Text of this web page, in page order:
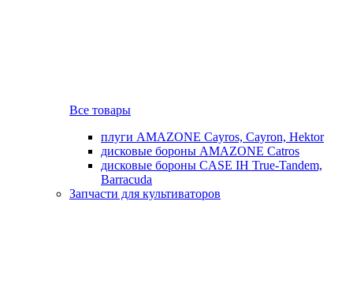
Все товары
плуги AMAZONE Cayros, Cayron, Hektor
дисковые бороны AMAZONE Catros
дисковые бороны CASE IH True-Tandem,
Barracuda
Запчасти для культиваторов